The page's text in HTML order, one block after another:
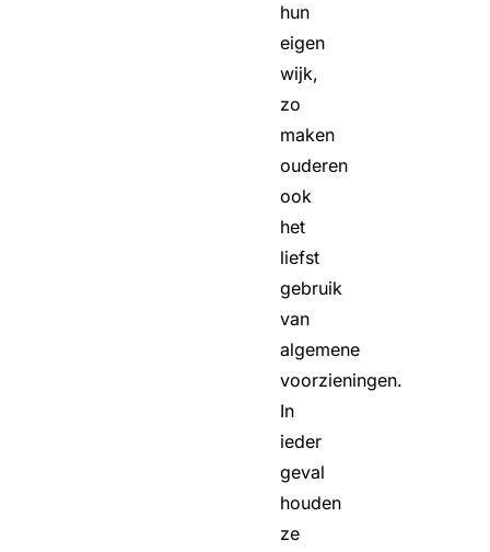
hun
eigen
wijk,
zo
maken
ouderen
ook
het
liefst
gebruik
van
algemene
voorzieningen.
In
ieder
geval
houden
ze